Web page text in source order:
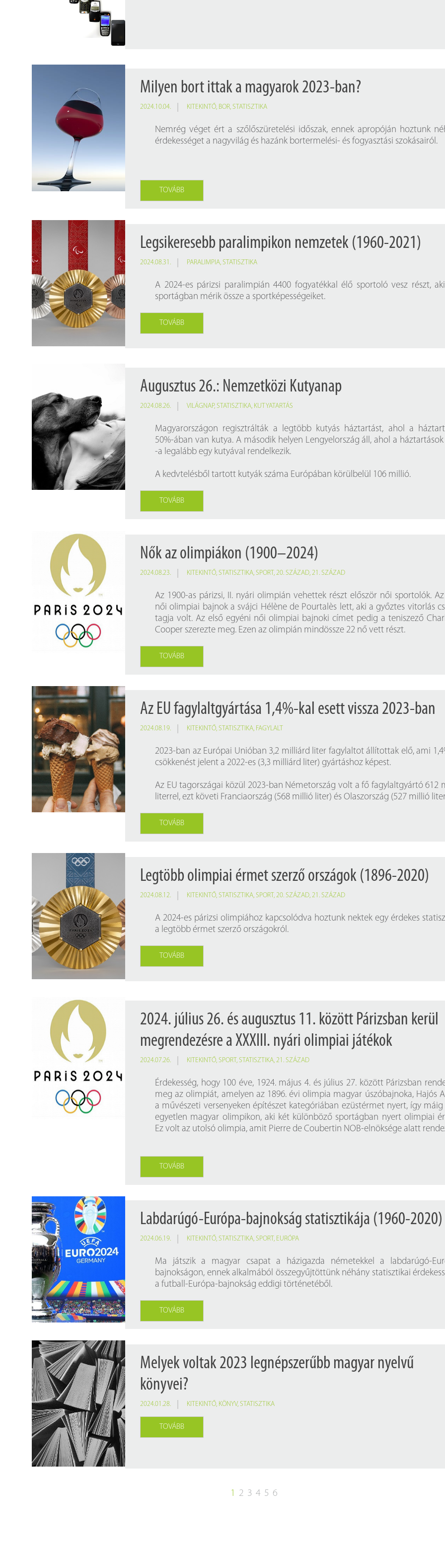
Findura Imre-díszoklevéllel kitüntetett kollégáink
Közérdekű adatok
Online katalógus
Milyen bort ittak a magyarok 2023-ban?
2024.10.04. KITEKINTŐ, BOR,STATISZTIKA
Nemrég véget ért a szőlőszüretelési időszak, ennek apropóján hoztunk
érdekességet a nagyvilág és hazánk bortermelési- és fogyasztási szokásairól.
TOVÁBB
Legsikeresebb paralimpikon nemzetek (1960-2021)
2024.08.31. PARALIMPIA,STATISZTIKA
A 2024-es párizsi paralimpián 4400 fogyatékkal élő sportoló vesz részt,
sportágban mérik össze a sportképességeiket.
TOVÁBB
Augusztus 26.: Nemzetközi Kutyanap
2024.08.26. VILÁGNAP,STATISZTIKA, KUTYATARTÁS
Magyarországon regisztrálták a legtöbb kutyás háztartást, ahol a
50%-ában van kutya. A második helyen Lengyelország áll, ahol a háztartások
-a legalább egy kutyával rendelkezik.
A kedvtelésből tartott kutyák száma Európában körülbelül 106 millió.
TOVÁBB
Nők az olimpiákon (1900–2024)
2024.08.23. KITEKINTŐ,STATISZTIKA,SPORT,20. SZÁZAD,21. SZÁZAD
Az 1900-as párizsi, II. nyári olimpián vehettek részt először női sportolók.
női olimpiai bajnok a svájci Hélène de Pourtalès lett, aki a győztes vitorlás
tagja volt. Az első egyéni női olimpiai bajnoki címet pedig a teniszező
Cooper szerezte meg. Ezen az olimpián mindössze 22 nő vett részt.
TOVÁBB
Az EU fagylaltgyártása 1,4%-kal esett vissza 2023-ban
2024.08.19. KITEKINTŐ,STATISZTIKA, FAGYLALT
2023-ban az Európai Unióban 3,2 milliárd liter fagylaltot állítottak elő, ami
csökkenést jelent a 2022-es (3,3 milliárd liter) gyártáshoz képest.
Az EU tagországai közül 2023-ban Németország volt a fő fagylaltgyártó 612
literrel, ezt követi Franciaország (568 millió liter) és Olaszország (527 millió
TOVÁBB
Legtöbb olimpiai érmet szerző országok (1896-2020)
2024.08.12. KITEKINTŐ,STATISZTIKA,SPORT,20. SZÁZAD,21. SZÁZAD
A 2024-es párizsi olimpiához kapcsolódva hoztunk nektek egy érdekes
a legtöbb érmet szerző országokról.
TOVÁBB
2024. július 26. és augusztus 11. között Párizsban kerül
megrendezésre a XXXIII. nyári olimpiai játékok
2024.07.26. KITEKINTŐ,SPORT,STATISZTIKA,21. SZÁZAD
Érdekesség, hogy 100 éve, 1924. május 4. és július 27. között Párizsban
meg az olimpiát, amelyen az 1896. évi olimpia magyar úszóbajnoka, Hajós
a művészeti versenyeken építészet kategóriában ezüstérmet nyert, így
egyetlen magyar olimpikon, aki két különböző sportágban nyert olimpiai
Ez volt az utolsó olimpia, amit Pierre de Coubertin NOB-elnöksége alatt
TOVÁBB
Labdarúgó-Európa-bajnokság statisztikája (1960-2020)
2024.06.19. KITEKINTŐ,STATISZTIKA,SPORT, EURÓPA
Ma játszik a magyar csapat a házigazda németekkel a labdarúgó-
bajnokságon, ennek alkalmából összegyűjtöttünk néhány statisztikai
a futball-Európa-bajnokság eddigi történetéből.
TOVÁBB
Melyek voltak 2023 legnépszerűbb magyar nyelvű
könyvei?
2024.01.28. KITEKINTŐ, KÖNYV,STATISZTIKA
TOVÁBB
1 2 3 4 5 6